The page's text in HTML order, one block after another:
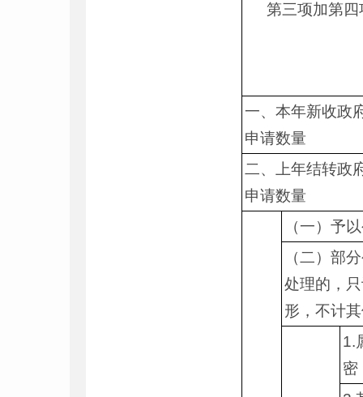
第三项加第
一、本年新收政
申请数量
二、上年结转政
申请数量
（一）予
（二）部
处理的，
形，不计
1.
密